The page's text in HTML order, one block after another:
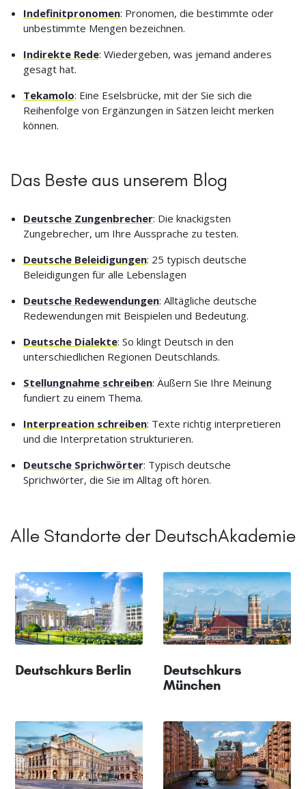
Indefinitpronomen: Pronomen, die bestimmte oder
unbestimmte Mengen bezeichnen.
Indirekte Rede: Wiedergeben, was jemand anderes
gesagt hat.
Tekamolo: Eine Eselsbrücke, mit der Sie sich die
Reihenfolge von Ergänzungen in Sätzen leicht merken
können.
Das Beste aus unserem Blog
Deutsche Zungenbrecher: Die knackigsten
Zungebrecher, um Ihre Aussprache zu testen.
Deutsche Beleidigungen: 25 typisch deutsche
Beleidigungen für alle Lebenslagen
Deutsche Redewendungen: Alltägliche deutsche
Redewendungen mit Beispielen und Bedeutung.
Deutsche Dialekte: So klingt Deutsch in den
unterschiedlichen Regionen Deutschlands.
Stellungnahme schreiben: Äußern Sie Ihre Meinung
fundiert zu einem Thema.
Interpreation schreiben: Texte richtig interpretieren
und die Interpretation strukturieren.
Deutsche Sprichwörter: Typisch deutsche
Sprichwörter, die Sie im Alltag oft hören.
Alle Standorte der DeutschAkademie
Deutschkurs Berlin
Deutschkurs
München